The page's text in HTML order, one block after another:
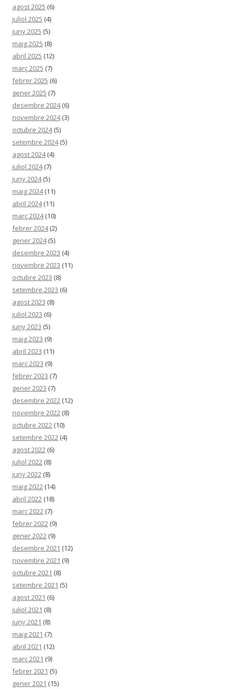
agost 2025 (6)
juliol 2025 (4)
juny 2025 (5)
maig 2025 (8)
abril 2025 (12)
març 2025 (7)
febrer 2025 (6)
gener 2025 (7)
desembre 2024(6)
novembre 2024(3)
octubre 2024(5)
setembre 2024(5)
agost 2024(4)
juliol 2024(7)
juny 2024(5)
maig 2024(11)
abril 2024(11)
març 2024(10)
febrer 2024(2)
gener 2024(5)
desembre 2023 (4)
novembre 2023 (11)
octubre 2023 (8)
setembre 2023 (6)
agost 2023 (8)
juliol 2023 (6)
juny 2023 (5)
maig 2023 (9)
abril 2023 (11)
març 2023 (9)
febrer 2023 (7)
gener 2023 (7)
desembre 2022 (12)
novembre 2022 (8)
octubre 2022 (10)
setembre 2022 (4)
agost 2022 (6)
juliol 2022 (8)
juny 2022 (8)
maig 2022 (14)
abril 2022 (18)
març 2022 (7)
febrer 2022 (9)
gener 2022 (9)
desembre 2021 (12)
novembre 2021 (9)
octubre 2021 (8)
setembre 2021 (5)
agost 2021 (6)
juliol 2021 (8)
juny 2021 (8)
maig 2021 (7)
abril 2021 (12)
març 2021 (9)
febrer 2021 (5)
gener 2021 (15)